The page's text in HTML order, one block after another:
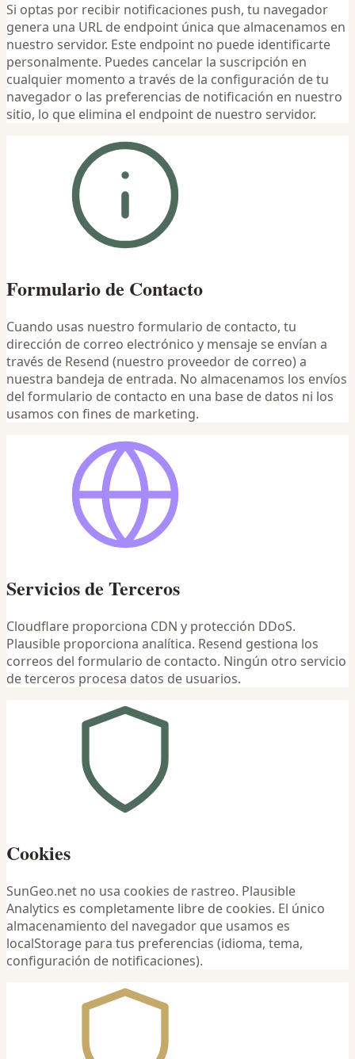
Si optas por recibir notificaciones push, tu navegador
genera una URL de endpoint única que almacenamos en
nuestro servidor. Este endpoint no puede identificarte
personalmente. Puedes cancelar la suscripción en
cualquier momento a través de la configuración de tu
navegador o las preferencias de notificación en nuestro
sitio, lo que elimina el endpoint de nuestro servidor.
Formulario de Contacto
Cuando usas nuestro formulario de contacto, tu
dirección de correo electrónico y mensaje se envían a
través de Resend (nuestro proveedor de correo) a
nuestra bandeja de entrada. No almacenamos los envíos
del formulario de contacto en una base de datos ni los
usamos con fines de marketing.
Servicios de Terceros
Cloudflare proporciona CDN y protección DDoS.
Plausible proporciona analítica. Resend gestiona los
correos del formulario de contacto. Ningún otro servicio
de terceros procesa datos de usuarios.
Cookies
SunGeo.net no usa cookies de rastreo. Plausible
Analytics es completamente libre de cookies. El único
almacenamiento del navegador que usamos es
localStorage para tus preferencias (idioma, tema,
configuración de notificaciones).